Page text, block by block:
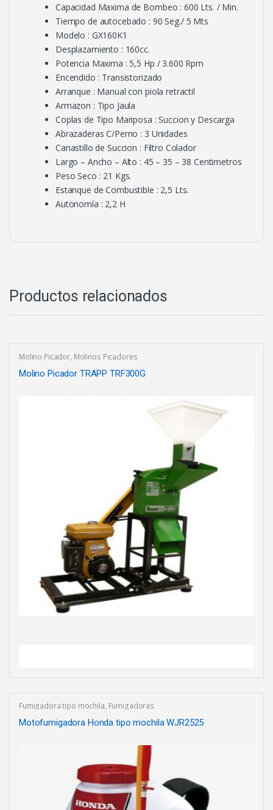
Capacidad Maxima de Bombeo : 600 Lts. / Min.
Tiempo de autocebado : 90 Seg./ 5 Mts
Modelo : GX160K1
Desplazamiento : 160cc.
Potencia Maxima : 5,5 Hp / 3.600 Rpm
Encendido : Transistorizado
Arranque : Manual con piola retractil
Armazon : Tipo Jaula
Coplas de Tipo Mariposa : Succion y Descarga
Abrazaderas C/Perno : 3 Unidades
Canastillo de Succion : Filtro Colador
Largo – Ancho – Alto : 45 – 35 – 38 Centimetros
Peso Seco : 21 Kgs.
Estanque de Combustible : 2,5 Lts.
Autonomía : 2,2 H
Productos relacionados
Molino Picador, Molinos Picadores
Molino Picador TRAPP TRF300G
Fumigadora tipo mochila, Fumigadoras
Motofumigadora Honda tipo mochila WJR2525